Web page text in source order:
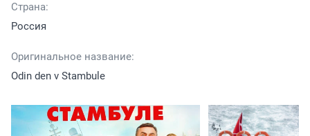
Страна:
Россия
Оригинальное название:
Odin den v Stambule